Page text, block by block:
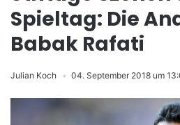
Spieltag: Die
Babak Rafati
Julian Koch 04. September 2018 um